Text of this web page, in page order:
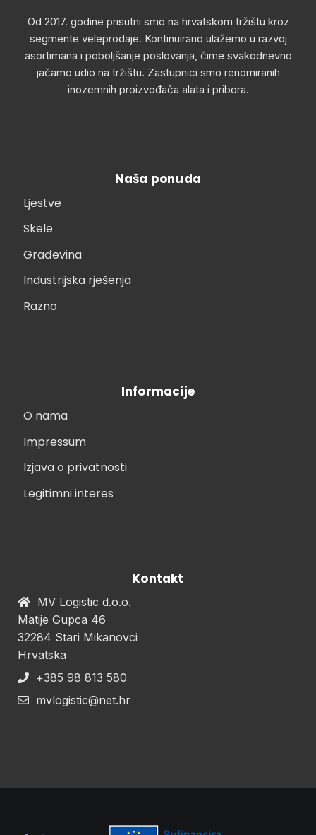
Od 2017. godine prisutni smo na hrvatskom tržištu kroz
segmente veleprodaje. Kontinuirano ulažemo u razvoj
asortimana i poboljšanje poslovanja, čime svakodnevno
jačamo udio na tržištu. Zastupnici smo renomiranih
inozemnih proizvođača alata i pribora.
Naša ponuda
Ljestve
Skele
Građevina
Industrijska rješenja
Razno
Informacije
O nama
Impressum
Izjava o privatnosti
Legitimni interes
Kontakt
MV Logistic d.o.o.
Matije Gupca 46
32284 Stari Mikanovci
Hrvatska
+385 98 813 580
mvlogistic@net.hr